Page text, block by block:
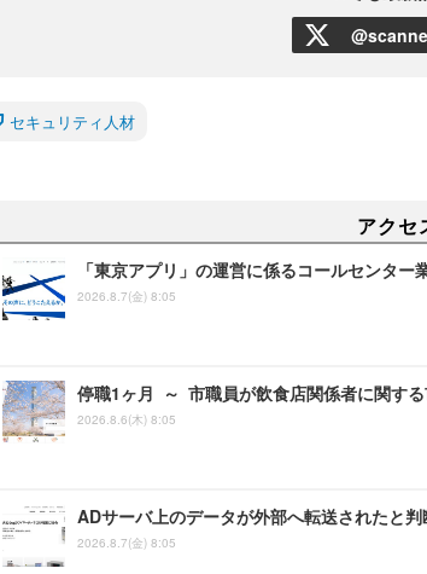
セキュリティ人材
アクセ
「東京アプリ」の運営に係るコールセンター
2026.8.7(金) 8:05
停職1ヶ月 ～ 市職員が飲食店関係者に関す
2026.8.6(木) 8:05
ADサーバ上のデータが外部へ転送されたと
2026.8.7(金) 8:05